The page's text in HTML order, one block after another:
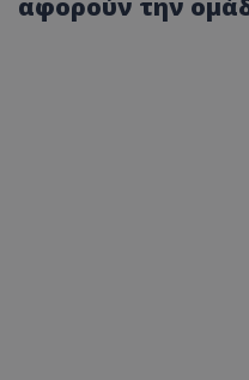
αφορούν την